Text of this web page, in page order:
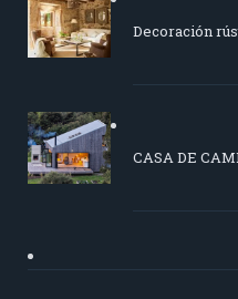
Decoración
CASA DE